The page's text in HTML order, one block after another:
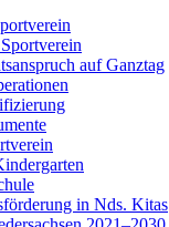
auf Ganztag
in Nds. Kitas